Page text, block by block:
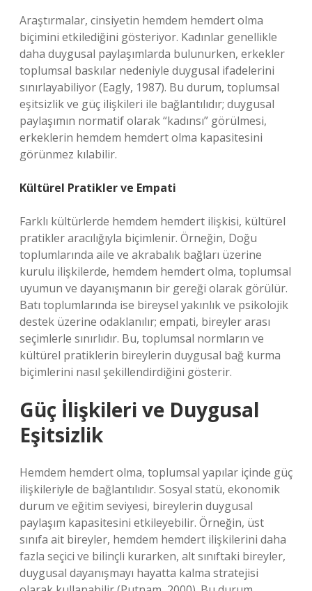
Araştırmalar, cinsiyetin hemdem hemdert olma
biçimini etkilediğini gösteriyor. Kadınlar genellikle
daha duygusal paylaşımlarda bulunurken, erkekler
toplumsal baskılar nedeniyle duygusal ifadelerini
sınırlayabiliyor (Eagly, 1987). Bu durum, toplumsal
eşitsizlik ve güç ilişkileri ile bağlantılıdır; duygusal
paylaşımın normatif olarak “kadınsı” görülmesi,
erkeklerin hemdem hemdert olma kapasitesini
görünmez kılabilir.
Kültürel Pratikler ve Empati
Farklı kültürlerde hemdem hemdert ilişkisi, kültürel
pratikler aracılığıyla biçimlenir. Örneğin, Doğu
toplumlarında aile ve akrabalık bağları üzerine
kurulu ilişkilerde, hemdem hemdert olma, toplumsal
uyumun ve dayanışmanın bir gereği olarak görülür.
Batı toplumlarında ise bireysel yakınlık ve psikolojik
destek üzerine odaklanılır; empati, bireyler arası
seçimlerle sınırlıdır. Bu, toplumsal normların ve
kültürel pratiklerin bireylerin duygusal bağ kurma
biçimlerini nasıl şekillendirdiğini gösterir.
Güç İlişkileri ve Duygusal
Eşitsizlik
Hemdem hemdert olma, toplumsal yapılar içinde güç
ilişkileriyle de bağlantılıdır. Sosyal statü, ekonomik
durum ve eğitim seviyesi, bireylerin duygusal
paylaşım kapasitesini etkileyebilir. Örneğin, üst
sınıfa ait bireyler, hemdem hemdert ilişkilerini daha
fazla seçici ve bilinçli kurarken, alt sınıftaki bireyler,
duygusal dayanışmayı hayatta kalma stratejisi